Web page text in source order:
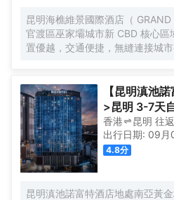
昆明海樵維景國際酒店（
官渡區巫家壩城市新 CBD 核心
置優越，交通便捷，無縫連接城
企尊貴血統， 以非凡氣度為昆明
款客於一體的非凡居停目的地。
【昆明滇池
>昆明 3-7天
香港 昆明 往返
出行日期: 09月
4.8分
昆明滇池諾富特酒店地處南亞黃